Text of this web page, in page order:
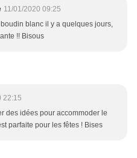
11/01/2020 09:25
blanc il y a quelques jours,
!! Bisous
22:15
des idées pour accommoder le
parfaite pour les fêtes ! Bises